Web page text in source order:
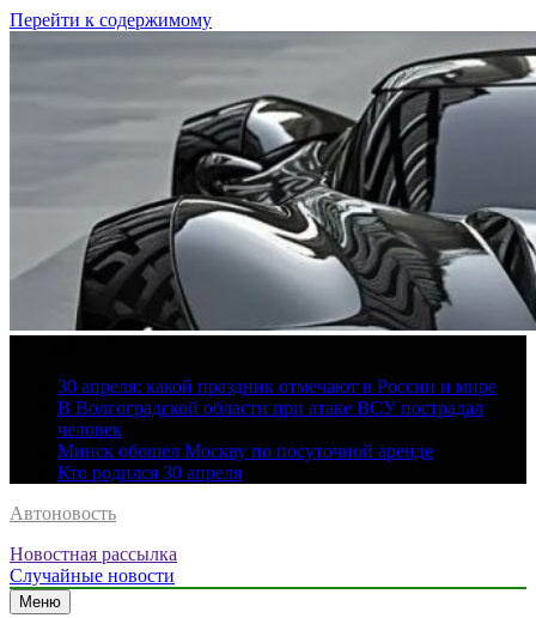
Перейти к содержимому
30 апреля: какой праздник отмечают в России и мире
В Волгоградской области при атаке ВСУ пострадал
человек
Минск обошел Москву по посуточной аренде
Кто родился 30 апреля
Автоновость
Новостная рассылка
Случайные новости
Меню